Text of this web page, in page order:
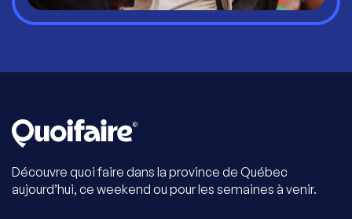
Découvre quoi faire dans la province de Québec
aujourd’hui, ce weekend ou pour les semaines à venir.